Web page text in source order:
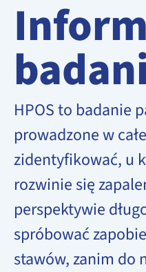
HPOS to badanie
prowadzone w
zidentyfikować, u
rozwinie się
perspektywie
spróbować
stawów, zanim do